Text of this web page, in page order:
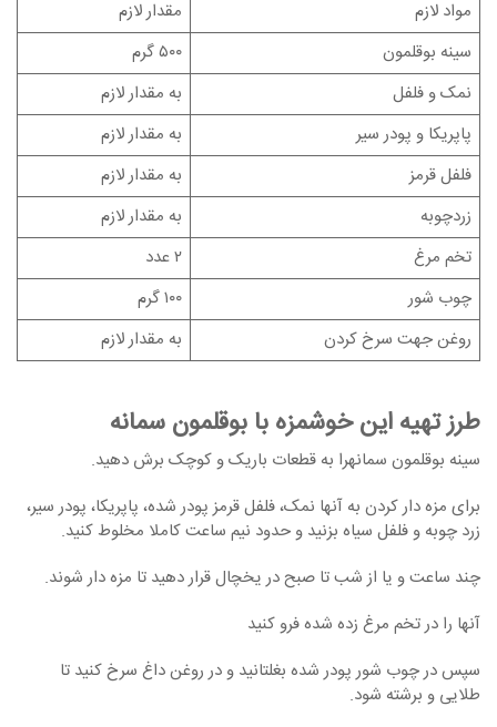
مواد لازم
مقدار لازم
سینه بوقلمون
۵۰۰ گرم
نمک و فلفل
به مقدار لازم
پاپریکا و پودر سیر
به مقدار لازم
فلفل قرمز
به مقدار لازم
زردچوبه
به مقدار لازم
تخم مرغ
۲ عدد
چوب شور
۱۰۰ گرم
روغن جهت سرخ کردن
به مقدار لازم
طرز تهیه این خوشمزه با بوقلمون سمانه
سینه بوقلمون سمانهرا به قطعات باریک و کوچک برش دهید.
برای مزه دار کردن به آنها نمک، فلفل قرمز پودر شده، پاپریکا، پودر سیر،
زرد چوبه و فلفل سیاه بزنید و حدود نیم ساعت کاملا مخلوط کنید.
چند ساعت و یا از شب تا صبح در یخچال قرار دهید تا مزه دار شوند.
آنها را در تخم مرغ زده شده فرو کنید
سپس در چوب شور پودر شده بغلتانید و در روغن داغ سرخ کنید تا
طلایی و برشته شود.